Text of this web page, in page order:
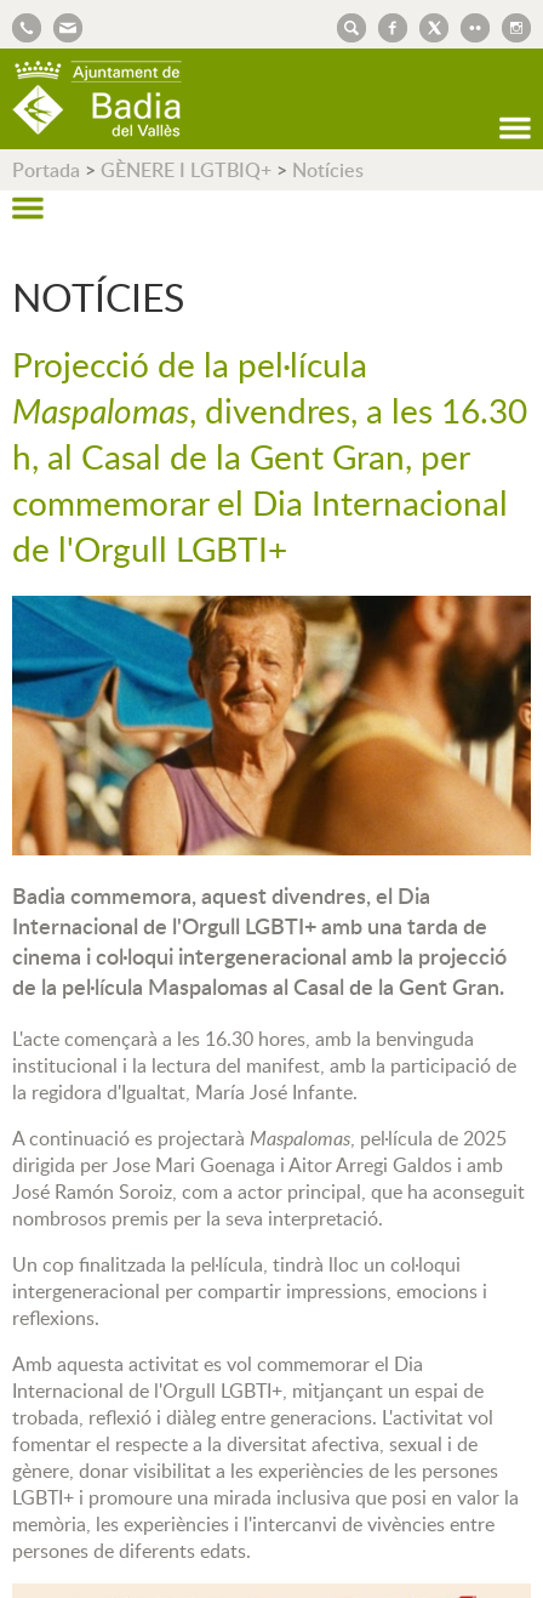
Portada > GÈNERE I LGTBIQ+ > Notícies
NOTÍCIES
Projecció de la pel·lícula
Maspalomas, divendres, a les 16.30
h, al Casal de la Gent Gran, per
commemorar el Dia Internacional
de l'Orgull LGBTI+
Badia commemora, aquest divendres, el Dia
Internacional de l'Orgull LGBTI+ amb una tarda de
cinema i col·loqui intergeneracional amb la projecció
de la pel·lícula Maspalomas al Casal de la Gent Gran.
L'acte començarà a les 16.30 hores, amb la benvinguda
institucional i la lectura del manifest, amb la participació de
la regidora d'Igualtat, María José Infante.
A continuació es projectarà Maspalomas, pel·lícula de 2025
dirigida per Jose Mari Goenaga i Aitor Arregi Galdos i amb
José Ramón Soroiz, com a actor principal, que ha aconseguit
nombrosos premis per la seva interpretació.
Un cop finalitzada la pel·lícula, tindrà lloc un col·loqui
intergeneracional per compartir impressions, emocions i
reflexions.
Amb aquesta activitat es vol commemorar el Dia
Internacional de l'Orgull LGBTI+, mitjançant un espai de
trobada, reflexió i diàleg entre generacions. L'activitat vol
fomentar el respecte a la diversitat afectiva, sexual i de
gènere, donar visibilitat a les experiències de les persones
LGBTI+ i promoure una mirada inclusiva que posi en valor la
memòria, les experiències i l'intercanvi de vivències entre
persones de diferents edats.